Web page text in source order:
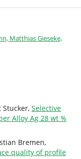
Matthias Gieseke,
Stucker, Selective
Alloy Ag 28 wt %
Bremen,
quality of profile